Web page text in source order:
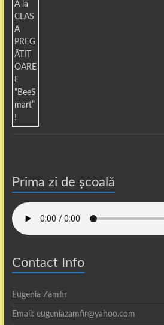
Prima zi de școală
Contact Info
Eugenia Zamfir
Email: eugeniazamfir@yahoo.com